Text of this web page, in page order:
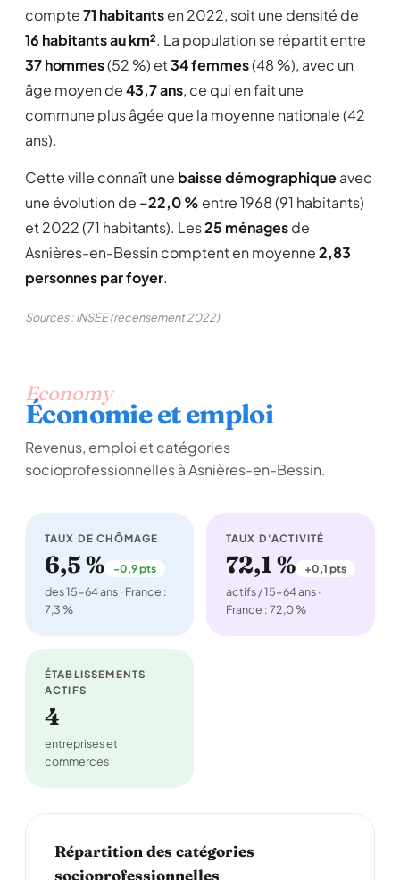
compte71 habitantsen 2022, soit une densité de
16 habitants au km². La population se répartit entre
37 hommes(52 %) et34 femmes(48 %), avec un
âge moyen de43,7 ans, ce qui en fait une
commune plus âgée que la moyenne nationale (42
ans).
Cette ville connaît une baisse démographiqueavec
une évolution de -22,0 % entre 1968 (91 habitants)
et 2022 (71 habitants). Les25 ménagesde
Asnières-en-Bessin comptent en moyenne2,83
personnes par foyer.
Sources : INSEE (recensement 2022)
Economy
Économie et emploi
Revenus, emploi et catégories
socioprofessionnelles à Asnières-en-Bessin.
TAUX DE CHÔMAGE
6,5 % -0,9 pts
des 15-64 ans · France :
7,3 %
TAUX D'ACTIVITÉ
72,1 % +0,1 pts
actifs / 15-64 ans ·
France : 72,0 %
ÉTABLISSEMENTS
ACTIFS
4
entreprises et
commerces
Répartition des catégories
socioprofessionnelles